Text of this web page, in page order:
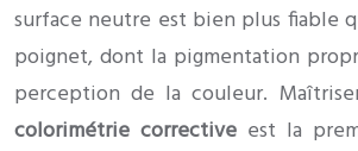
surface neutre est bien plus fiable
poignet, dont la pigmentation
perception de la couleur.
colorimétrie corrective est la